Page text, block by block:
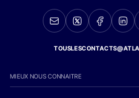
MIEUX NOUS CONNAITRE